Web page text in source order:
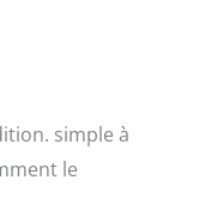
simple à
le